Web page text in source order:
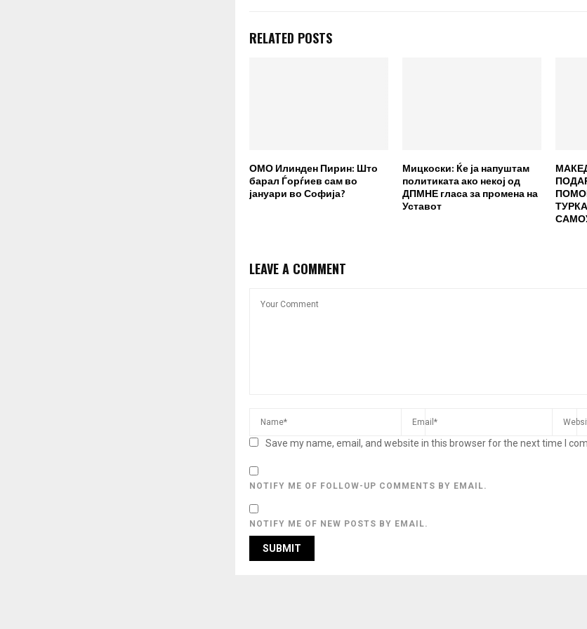
RELATED POSTS
ОМО Илинден Пирин: Што
барал Ѓорѓиев сам во
јануари во Софија?
Мицкоски: Ќе ја напуштам
политиката ако некој од
ДПМНЕ гласа за промена на
Уставот
LEAVE A COMMENT
Save my name, email, and website in this browser for the next time I
NOTIFY ME OF FOLLOW-UP COMMENTS BY EMAIL.
NOTIFY ME OF NEW POSTS BY EMAIL.